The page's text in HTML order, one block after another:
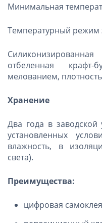
Минимальная
Температурный режим
отбеленная
мелованием,
Хранение
Два года в
установленных
влажность, в
света).
Преимущества:
цифровая